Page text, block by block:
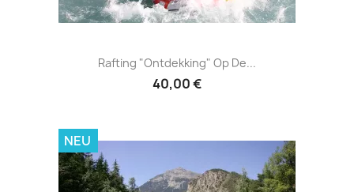
Rafting "Ontdekking" Op De...
40,00 €
NEU